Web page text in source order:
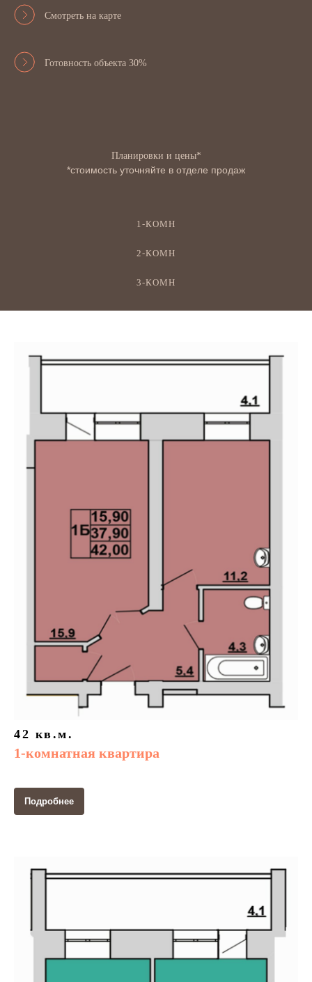
Смотреть на карте
Готовность объекта 30%
Планировки и цены*
*стоимость уточняйте в отделе продаж
1-КОМН
2-КОМН
3-КОМН
42 кв.м.
1-комнатная квартира
Подробнее